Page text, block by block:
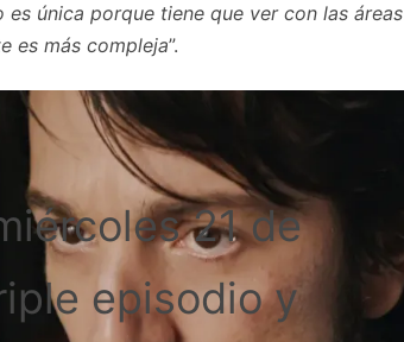
es única porque tiene que ver con las áreas
es más compleja”.
21 de
episodio y